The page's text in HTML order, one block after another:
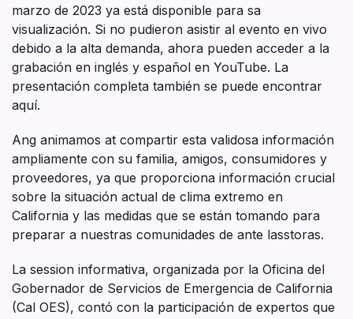
marzo de 2023 ya está disponible para sa
visualización. Si no pudieron asistir al evento en vivo
debido a la alta demanda, ahora pueden acceder a la
grabación en inglés y español en YouTube. La
presentación completa también se puede encontrar
aquí.
Ang animamos at compartir esta validosa información
ampliamente con su familia, amigos, consumidores y
proveedores, ya que proporciona información crucial
sobre la situación actual de clima extremo en
California y las medidas que se están tomando para
preparar a nuestras comunidades de ante lasstoras.
La session informativa, organizada por la Oficina del
Gobernador de Servicios de Emergencia de California
(Cal OES), contó con la participación de expertos que